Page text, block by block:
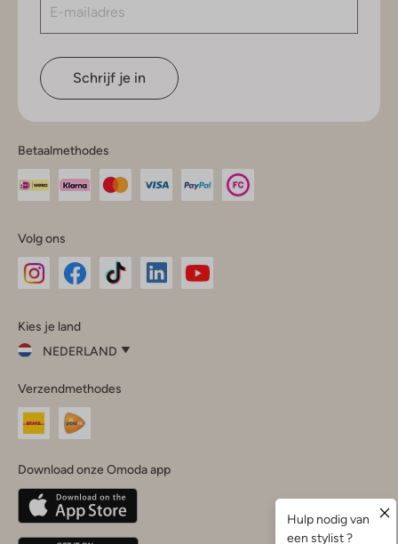
Schrijf je in
Betaalmethodes
Volg ons
InstagramFacebook
Kies je land
NEDERLAND
je
land
Nederland
Belgique(Français)
Deutschland
Verzendmethodes
Download onze Omoda app